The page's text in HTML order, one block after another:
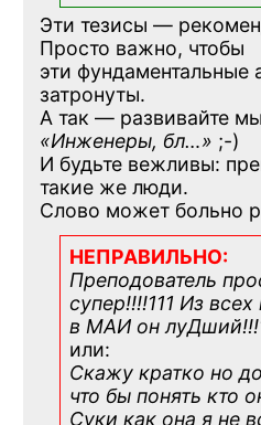
Эти тезисы —
Просто важно, чтобы
эти фундаментальные
затронуты.
А так — развивайте
«Инженеры, бл…» ;-)
И будьте вежливы:
такие же люди.
Слово может больно
НЕПРАВИЛЬНО:
Преподователь
супер!!!!111 Из
в МАИ он
или:
Скажу кратко но
что бы понять кто
Суки как она я не